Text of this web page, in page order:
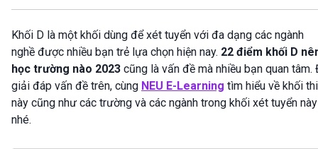
Khối D là một khối dùng để xét tuyển với đa dạng các ngành
nghề được nhiều bạn trẻ lựa chọn hiện nay. 22 điểm khối D
học trường nào 2023 cũng là vấn đề mà nhiều bạn quan tâm.
giải đáp vấn đề trên, cùng NEU E-Learning tìm hiểu về khối thi
này cũng như các trường và các ngành trong khối xét tuyển này
nhé.